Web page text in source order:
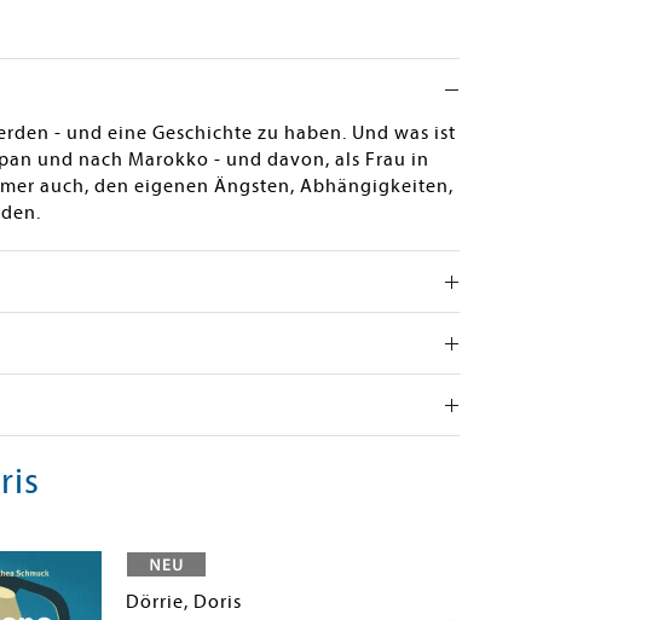
- und eine Geschichte zu haben. Und was ist
und nach Marokko - und davon, als Frau in
auch, den eigenen Ängsten, Abhängigkeiten,
Dörrie, Doris